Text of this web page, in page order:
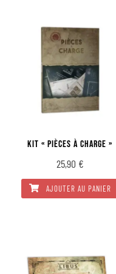
KIT « PIÈCES À CHARGE »
25,90 €
AJOUTER AU PANIER